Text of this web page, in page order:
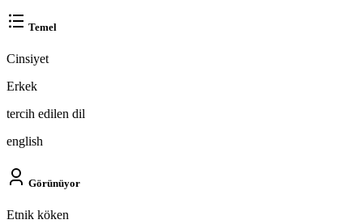
Temel
Cinsiyet
Erkek
tercih edilen dil
english
Görünüyor
Etnik köken